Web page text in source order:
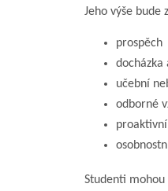
Jeho výše bude
prospěch
docházka
učební
odborné
Studenti mohou